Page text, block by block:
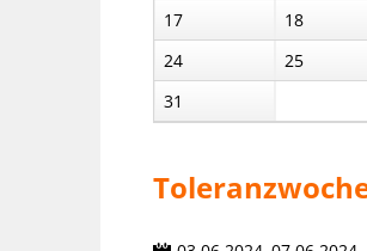
17
18
24
25
31